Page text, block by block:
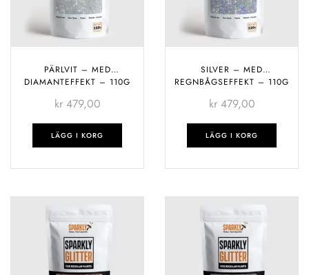
PÄRLVIT – MED
DIAMANTEFFEKT – 110G
kr479,00
LÄGG I KORG
SILVER – MED
REGNBÅGSEFFEKT – 110G
kr479,00
LÄGG I KORG